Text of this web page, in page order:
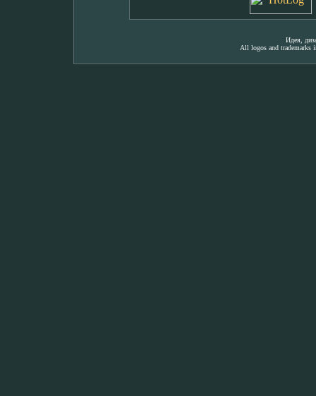
Идея,
All logos and trademarks